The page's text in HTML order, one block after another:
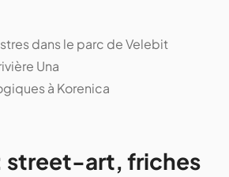
dans le parc de Velebit
Una
à Korenica
street-art, friches